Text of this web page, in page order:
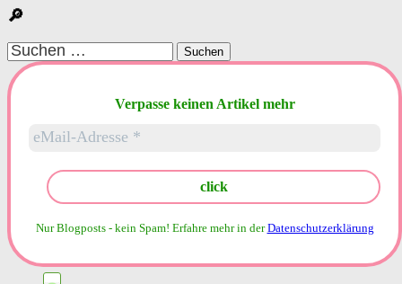
🔎
Suchen
nach:
Verpasse keinen Artikel mehr
Nur Blogposts - kein Spam! Erfahre mehr in derDatenschutzerklärung